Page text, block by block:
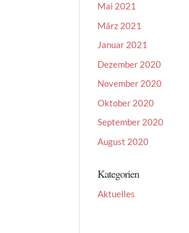
Mai 2021
März 2021
Januar 2021
Dezember 2020
November 2020
Oktober 2020
September 2020
August 2020
Kategorien
Aktuelles